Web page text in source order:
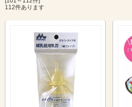
112件あります